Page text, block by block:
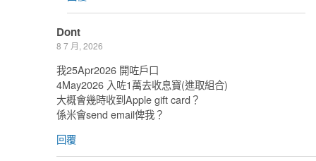
Dont
8 7 月, 2026
我25Apr2026 開咗戶口
4May2026 入咗1萬去收息寶(進取組合)
大概會幾時收到Apple gift card？
係米會send email俾我？
回覆